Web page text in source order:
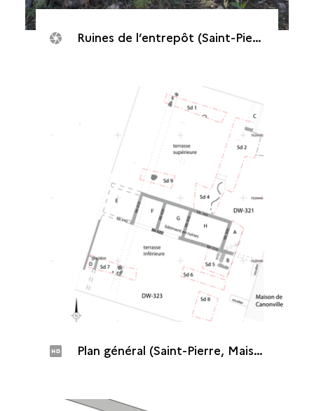
Ruines de l’entrepôt (Saint-Pierre, Maison de Canonville, 2015)
Plan général (Saint-Pierre, Maison de Canonville, 2015)